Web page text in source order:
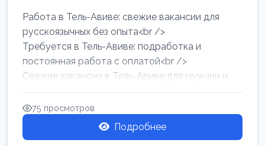
Работа в Тель-Авиве: свежие вакансии для
русскоязычных без опыта<br />
Требуется в Тель-Авиве: подработка и
постоянная работа с оплатой<br />
Свежие вакансии в Тель-Авиве для мужчин и
женщин от хозя...
75 просмотров
Подробнее